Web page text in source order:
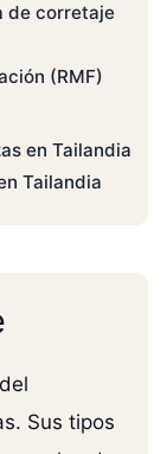
de corretaje
(RMF)
en Tailandia
Tailandia
Sus tipos